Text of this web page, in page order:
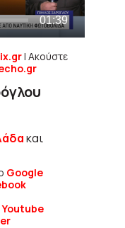
| Ακούστε
και
Google
Youtube